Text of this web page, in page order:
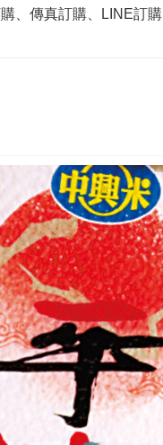
、傳真訂購、LINE訂購